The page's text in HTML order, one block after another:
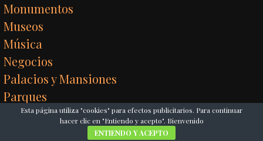
Monumentos
Museos
Música
Negocios
Palacios y Mansiones
Parques
Paseos virtuales
Periódicos y Revistas
Esta página utiliza "cookies" para efectos publicitarios. Para continuar
hacer clic en "Entiendo y acepto". Bienvenido
ENTIENDO Y ACEPTO